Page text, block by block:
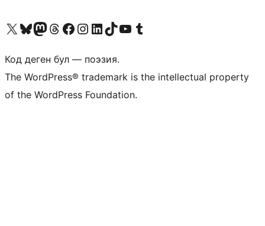
Visit our X (formerly Twitter) account
Visit our Bluesky account
Биздин Mastodon түрмөгүбүзгө баш багыңыз
Visit our Threads account
Биздин Facebook баракчабызга кириңиз
Биздин Instagram баракчабызга баш багыңыз
Биздин LinkedIn баракчабызга баш багыңыз
Visit our TikTok account
Visit our YouTube channel
Visit our Tumblr account
Код деген бул — поэзия.
The WordPress® trademark is the intellectual property
of the WordPress Foundation.